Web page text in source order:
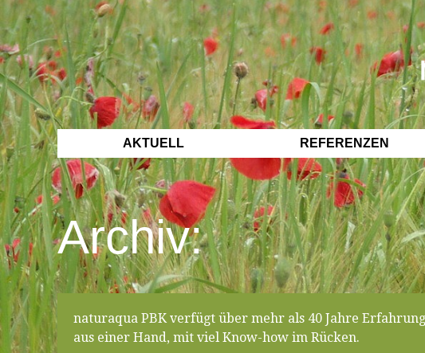
AKTUELL REFERENZEN
Archiv:
naturaqua PBK verfügt über mehr als 40 Jahre
aus einer Hand, mit viel Know-how im Rücken.